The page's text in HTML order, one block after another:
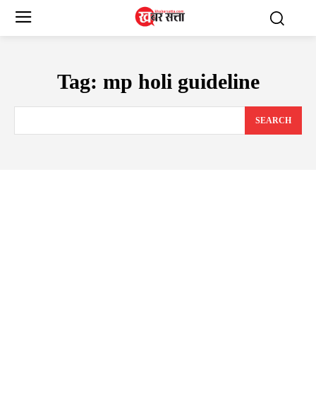
Tag: mp holi guideline
SEARCH